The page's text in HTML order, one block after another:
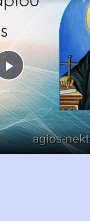
Play
Video